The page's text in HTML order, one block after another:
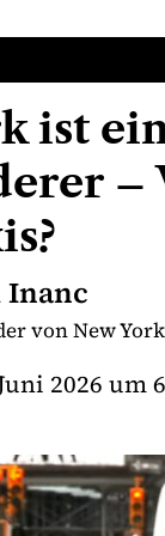
ist
–
Inanc
von New
2026 um